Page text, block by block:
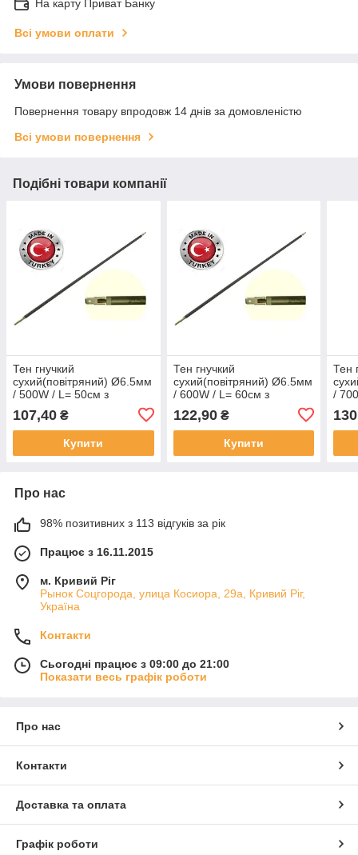
На карту Приват Банку
Всі умови оплати
Умови повернення
Повернення товару впродовж 14 днів за домовленістю
Всі умови повернення
Подібні товари компанії
Тен гнучкий
сухий(повітряний) Ø6.5мм
/ 500W / L= 50см з
Туреччина
107,40 ₴
Купити
Тен гнучкий
сухий(повітряний) Ø6.5мм
/ 600W / L= 60см з
Туреччина
122,90₴
Купити
Тен
/
Про нас
98% позитивних з 113 відгуків за рік
Працює з 16.11.2015
м. Кривий Ріг
Рынок Соцгорода, улица Косиора, 29а, Кривий Ріг,
Україна
Контакти
Сьогодні працює з 09:00 до 21:00
Показати весь графік роботи
Про нас
Контакти
Доставка та оплата
Графік роботи